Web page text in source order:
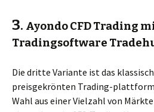
3. Ayondo CFD Trading
Tradingsoftware
Die dritte Variante ist das
preisgekrönten Trading-plattform
Wahl aus einer Vielzahl von